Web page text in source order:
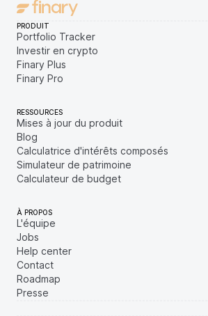
PRODUIT
Portfolio Tracker
Investir en crypto
Finary Plus
Finary Pro
RESSOURCES
Mises à jour du produit
Blog
Calculatrice d'intérêts composés
Simulateur de patrimoine
Calculateur de budget
À PROPOS
L'équipe
Jobs
Help center
Contact
Roadmap
Presse